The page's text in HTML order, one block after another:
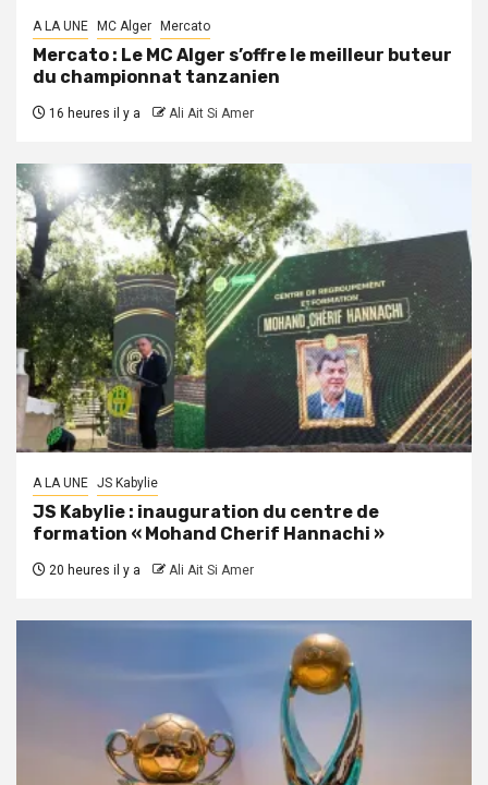
A LA UNE MC Alger Mercato
Mercato : Le MC Alger s’offre le meilleur buteur
du championnat tanzanien
16 heures il y a Ali Ait Si Amer
A LA UNE JS Kabylie
JS Kabylie : inauguration du centre de
formation « Mohand Cherif Hannachi »
20 heures il y a Ali Ait Si Amer